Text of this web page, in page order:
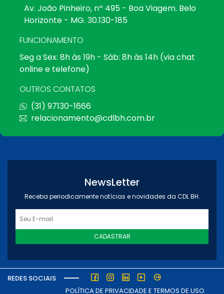
Av. João Pinheiro, nº 495 - Boa Viagem. Belo
Horizonte - MG. 30.130-185
FUNCIONAMENTO
Seg a Sex: 8h às 19h - Sáb: 8h às 14h (via chat
online e telefone)
OUTROS CONTATOS
(31) 97130-1666
relacionamento@cdlbh.com.br
NewsLetter
Receba periodicamente notícias e novidades da CDL BH.
CADASTRAR
REDES SOCIAIS
POLÍTICA DE PRIVACIDADE E TERMOS DE USO